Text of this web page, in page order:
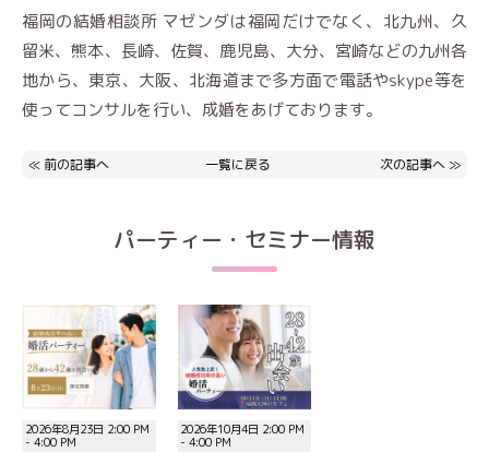
福岡の結婚相談所 マゼンダは福岡だけでなく、北九州、久
留米、熊本、長崎、佐賀、鹿児島、大分、宮崎などの九州各
地から、東京、大阪、北海道まで多方面で電話やskype等を
使ってコンサルを行い、成婚をあげております。
≪ 前の記事へ 一覧に戻る 次の記事へ ≫
パーティー・セミナー情報
2026年8月23日 2:00 PM
- 4:00 PM
2026年10月4日 2:00 PM
- 4:00 PM